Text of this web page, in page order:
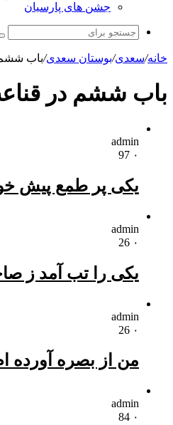
جشن های پارسیان
خانه/سعدی/بوستان سعدی/باب
باب ششم در
admin
۰
یکی پر طمع پیش
admin
۰
یکی را تب آمد ز
admin
۰
من از بصره
admin
۰